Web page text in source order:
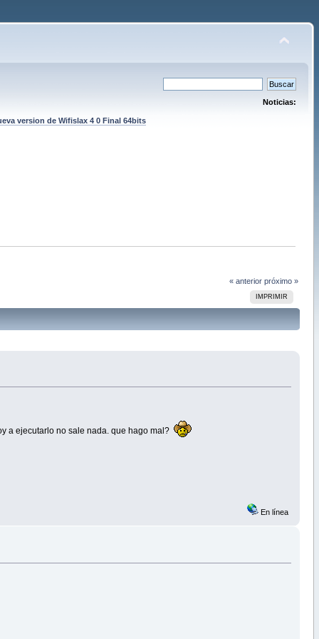
Noticias:
version de Wifislax 4 0 Final 64bits
« anterior próximo »
IMPRIMIR
a ejecutarlo no sale nada. que hago mal?
En línea